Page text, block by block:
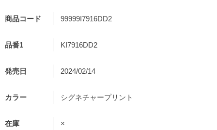
商品コード 99999I7916DD2
品番1 KI7916DD2
発売日 2024/02/14
カラー シグネチャープリント
在庫 ×